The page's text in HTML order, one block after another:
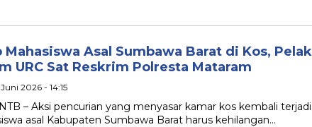
Mahasiswa Asal Sumbawa Barat di Kos,
URC Sat Reskrim Polresta Mataram
2026 - 14:15
– Aksi pencurian yang menyasar kamar kos kembali
asal Kabupaten Sumbawa Barat harus kehilangan…